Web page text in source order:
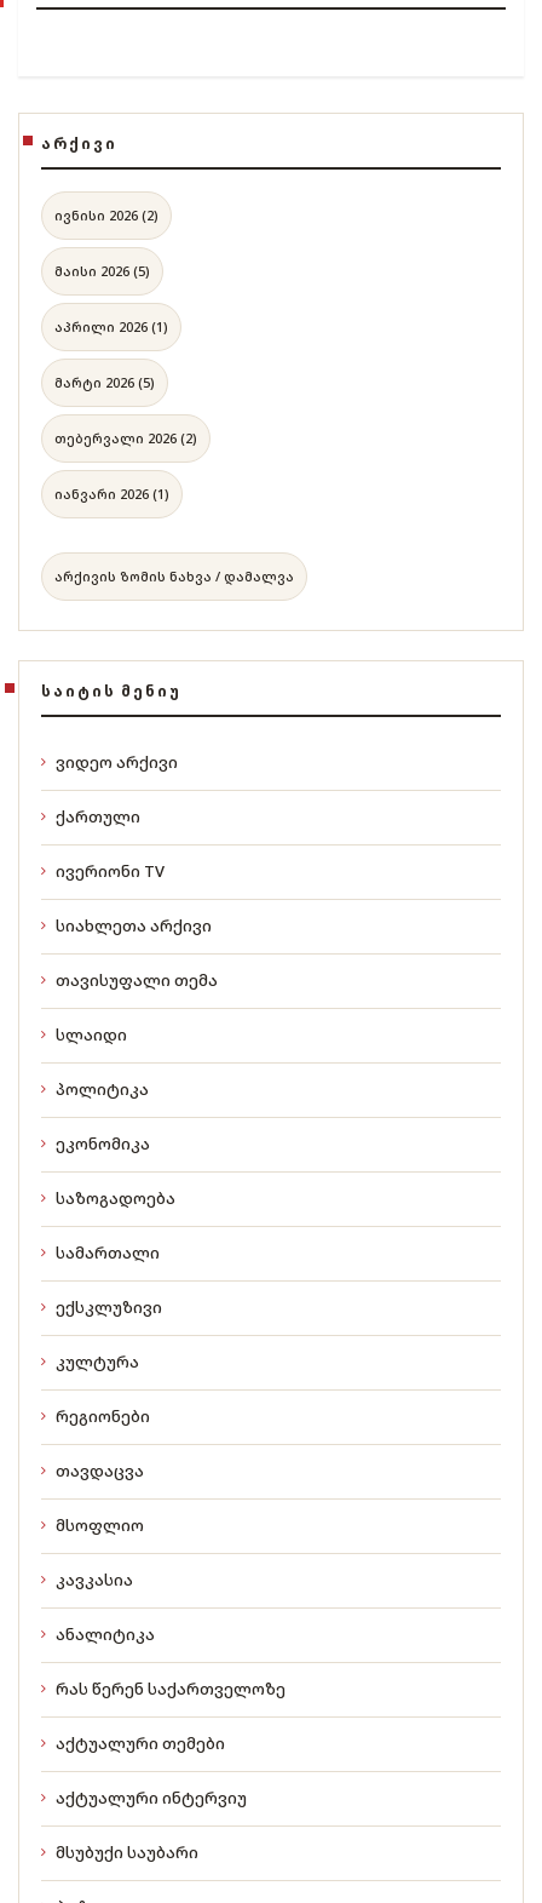
ᲐᲠᲥᲘᲕᲘ
ივნისი 2026 (2)
მაისი 2026 (5)
აპრილი 2026 (1)
მარტი 2026 (5)
თებერვალი 2026 (2)
იანვარი 2026 (1)
არქივის ზომის ნახვა / დამალვა
ᲡᲐᲘᲢᲘᲡ ᲛᲔᲜᲘᲣ
ვიდეო არქივი
ქართული
ივერიონი TV
სიახლეთა არქივი
თავისუფალი თემა
სლაიდი
პოლიტიკა
ეკონომიკა
საზოგადოება
სამართალი
ექსკლუზივი
კულტურა
რეგიონები
თავდაცვა
მსოფლიო
კავკასია
ანალიტიკა
რას წერენ საქართველოზე
აქტუალური თემები
აქტუალური ინტერვიუ
მსუბუქი საუბარი